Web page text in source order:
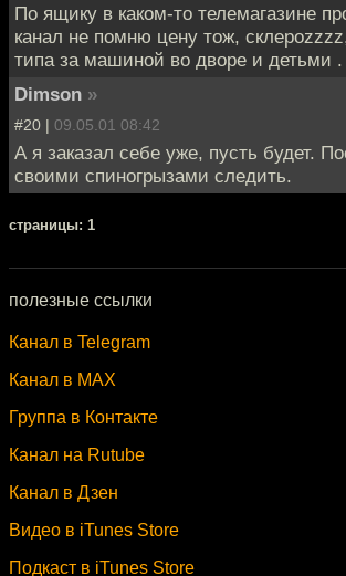
По ящику в каком-то телемагазине
канал не помню цену тож,
типа за машиной во дворе и детьми .
Dimson »
#20 | 09.05.01 08:42
А я заказал себе уже, пусть будет.
своими спиногрызами следить.
cтраницы: 1
полезные ссылки
Канал в Telegram
Канал в MAX
Группа в Контакте
Канал на Rutube
Канал в Дзен
Видео в iTunes Store
Подкаст в iTunes Store